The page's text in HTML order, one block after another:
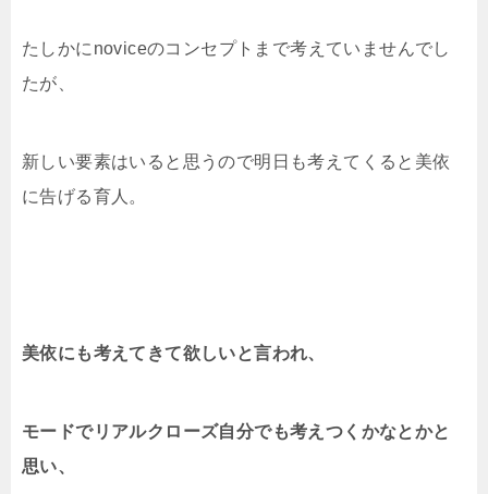
たしかにnoviceのコンセプトまで考えていませんでし
たが、
新しい要素はいると思うので明日も考えてくると美依
に告げる育人。
美依にも考えてきて欲しいと言われ、
モードでリアルクローズ自分でも考えつくかなとかと
思い、